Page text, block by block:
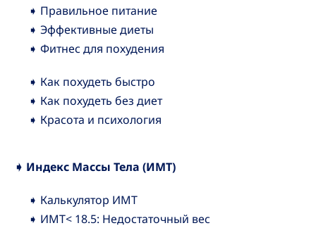
➧ Правильное питание
➧ Эффективные диеты
➧ Фитнес для похудения
➧ Как похудеть быстро
➧ Как похудеть без диет
➧ Красота и психология
➧ Индекс Массы Тела (ИМТ)
➧ Калькулятор ИМТ
➧ ИМТ< 18.5: Недостаточный вес